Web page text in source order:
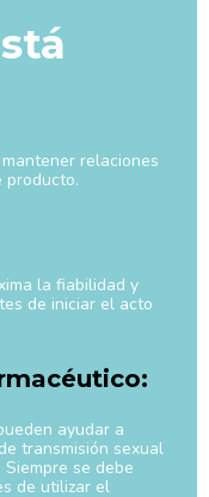
relaciones
producto.
la fiabilidad y
de iniciar el acto
ayudar a
transmisión sexual
se debe
de utilizar el